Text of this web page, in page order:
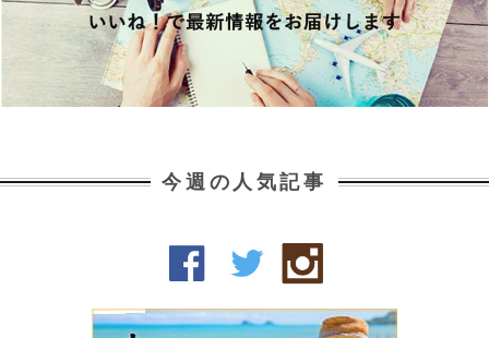
今週の人気記事